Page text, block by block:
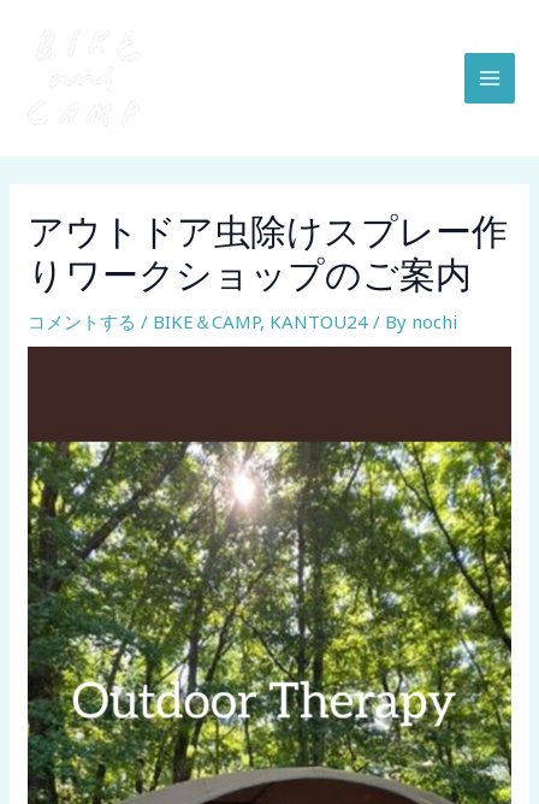
アウトドア虫除けスプレー作
りワークショップのご案内
コメントする / BIKE＆CAMP, KANTOU24 / By nochi
navigation